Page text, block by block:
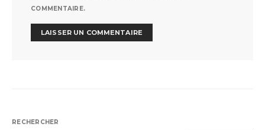
COMMENTAIRE.
RECHERCHER